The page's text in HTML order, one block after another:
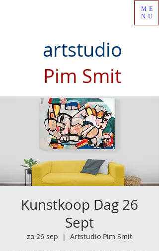
artstudio
Pim Smit
ME
NU
Kunstkoop Dag 26
Sept
zo 26 sep
  |
Artstudio Pim Smit